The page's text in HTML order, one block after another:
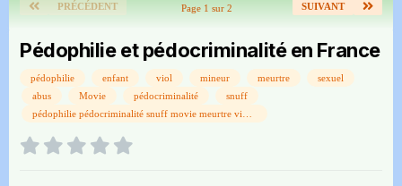
PRÉCÉDENT SUIVANT
Page 1 sur 2
Pédophilie et pédocriminalité en France
pédophilie enfant viol mineur meurtre
sexuel
abus
Movie pédocriminalité
snuff